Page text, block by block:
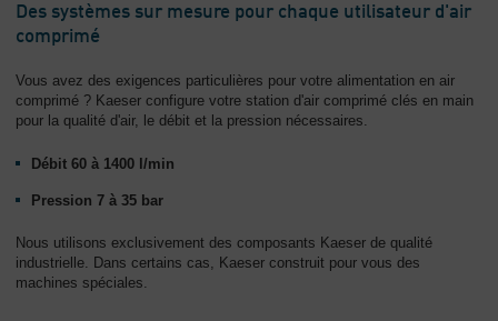
L'entreprise
-
Aperçu
général
Des systèmes sur mesure pour chaque utilisateur d'air
comprimé
Vous avez des exigences particulières pour votre alimentation en air
comprimé ? Kaeser configure votre station d'air comprimé clés en main
pour la qualité d'air, le débit et la pression nécessaires.
Débit 60 à 1400 l/min
Pression 7 à 35 bar
Nous utilisons exclusivement des composants Kaeser de qualité
industrielle. Dans certains cas, Kaeser construit pour vous des
machines spéciales.